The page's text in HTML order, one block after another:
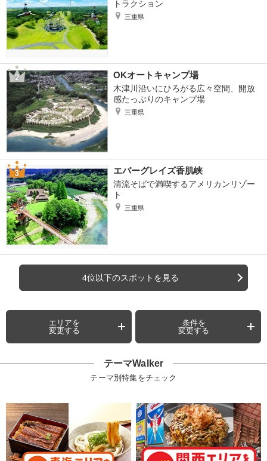
トラクション
三重県
OKオートキャンプ場
木津川沿いにひろがる広々空間、開放
感たっぷりのキャンプ場
三重県
エバーグレイズ香肌峡
清流そばで満喫するアメリカンリゾー
ト
三重県
4位以下のスポットを見る
エリアを
変更する
条件を
変更する
テーマWalker
テーマ別特集をチェック